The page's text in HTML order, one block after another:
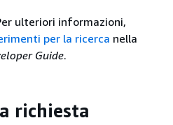
ulteriori informazioni,
per la ricerca nella
Guide.
richiesta